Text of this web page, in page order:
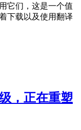
它们，这是一个值
下载以及使用翻译
，正在重塑